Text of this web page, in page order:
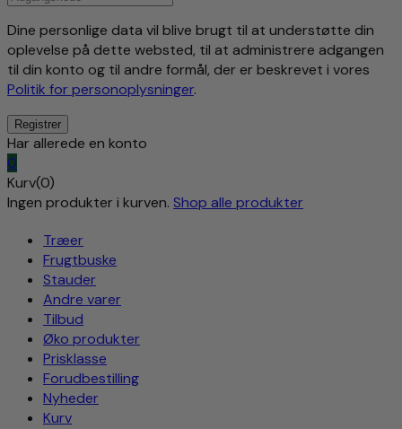
Dine personlige data vil blive brugt til at understøtte din
oplevelse på dette websted, til at administrere adgangen
til din konto og til andre formål, der er beskrevet i vores
Politik for personoplysninger.
Har allerede en konto
0
Kurv(0)
Ingen produkter i kurven. Shop alle produkter
Træer
Frugtbuske
Stauder
Andre varer
Tilbud
Øko produkter
Prisklasse
Forudbestilling
Nyheder
Kurv